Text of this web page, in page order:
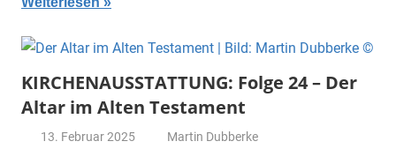
KIRCHENAUSSTATTUNG: Folge 24 – Der
Altar im Alten Testament
13. Februar 2025
Martin Dubberke